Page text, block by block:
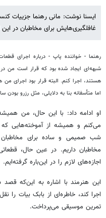
ایسنا نوشت: مانی رهنما جزییات
غافلگیری‌هایش برای مخاطبان در این
رهنما - خواننده پاپ - درباره اجرای
شبهه‌ای ایجاد شده بود که قرار است من
هستند، اجرا کنم. البته قرار بود اجرای
اما متأسفانه بنا به دلایلی، مثل رزرو بودن
او ادامه داد: با این حال، من
می‌کنم و همیشه از آموخته‌هایی
شب صمیمی و ساده برای مخاطبان
مخاطبان داریم. در عین حال،
اجازه‌های لازم را در این‌باره گرفته‌ایم.
این هنرمند با اشاره به این‌که قصد
اجرا کند، خاطره‌ای از بابک بیات را
تمرین موسیقی می‌پرداخت.